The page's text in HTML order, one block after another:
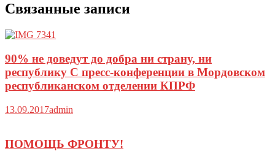
Связанные записи
90% не доведут до добра ни страну, ни
республику С пресс-конференции в Мордовском
республиканском отделении КПРФ
13.09.2017admin
ПОМОЩЬ ФРОНТУ!